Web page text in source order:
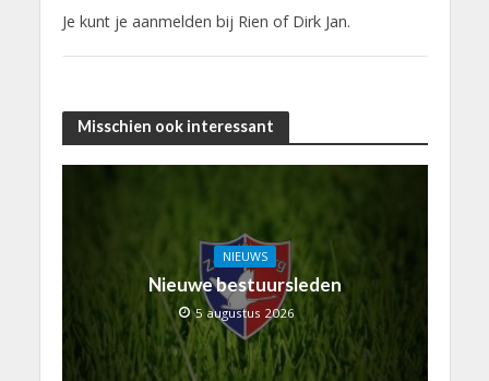
Je kunt je aanmelden bij Rien of Dirk Jan.
Misschien ook interessant
NIEUWS
Nieuwe bestuursleden
5 augustus 2026